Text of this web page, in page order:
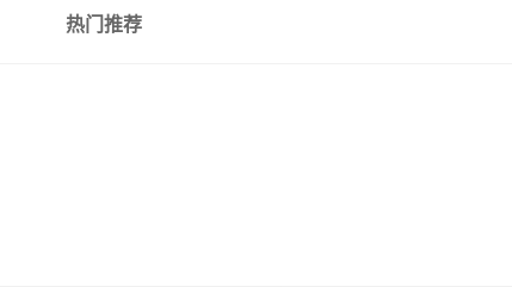
热门推荐